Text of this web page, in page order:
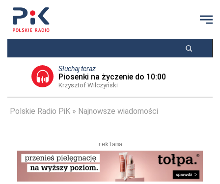
Słuchaj teraz
Piosenki na życzenie do 10:00
Krzysztof Wilczyński
Polskie Radio PiK Najnowsze wiadomości
reklama